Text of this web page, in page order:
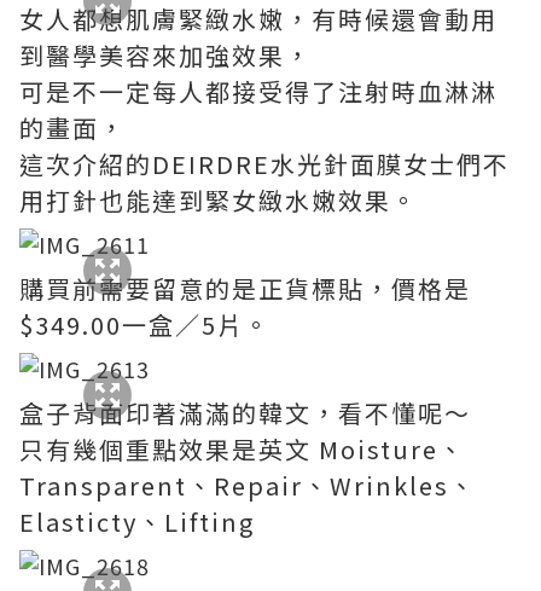
女人都想肌膚緊緻水嫩，有時候還會動用
到醫學美容來加強效果，
可是不一定每人都接受得了注射時血淋淋
的畫面，
這次介紹的DEIRDRE水光針面膜女士們不
用打針也能達到緊女緻水嫩效果。
購買前需要留意的是正貨標貼，價格是
$349.00一盒／5片。
盒子背面印著滿滿的韓文，看不懂呢～
只有幾個重點效果是英文 Moisture、
Transparent、Repair、Wrinkles、
Elasticty、Lifting